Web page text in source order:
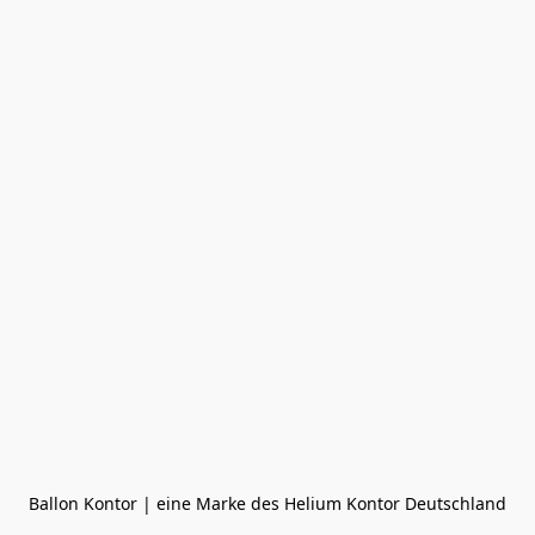
Ballon Kontor | eine Marke des Helium Kontor Deutschland